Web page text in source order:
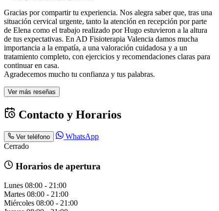
Gracias por compartir tu experiencia. Nos alegra saber que, tras una
situación cervical urgente, tanto la atención en recepción por parte
de Elena como el trabajo realizado por Hugo estuvieron a la altura
de tus expectativas. En AD Fisioterapia Valencia damos mucha
importancia a la empatía, a una valoración cuidadosa y a un
tratamiento completo, con ejercicios y recomendaciones claras para
continuar en casa.
Agradecemos mucho tu confianza y tus palabras.
Ver más reseñas
Contacto y Horarios
Ver teléfono
WhatsApp
Cerrado
Horarios de apertura
Lunes 08:00 - 21:00
Martes 08:00 - 21:00
Miércoles 08:00 - 21:00